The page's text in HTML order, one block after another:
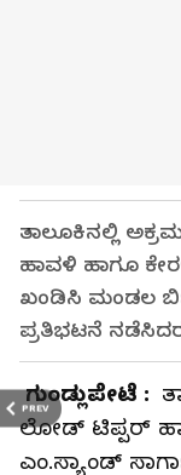
PREV
ತಾಲೂಕಿನಲ್ಲಿ
ಹಾವಳಿ ಹಾಗೂ
ಖಂಡಿಸಿ ಮಂಡಲ
ಪ್ರತಿಭಟನೆ
ಗುಂಡ್ಲುಪೇಟೆ :
ಲೋಡ್‌ ಟಿಪ್ಪರ್‌
ಎಂ.ಸ್ಯಾಂಡ್‌